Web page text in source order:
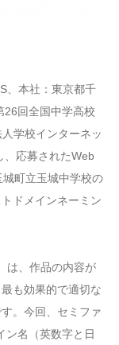
、本社：東京都千
26回全国中学高校
学校インターネッ
、応募されたWeb
町立玉城中学校の
ドメインネーミン
は、作品の内容が
も効果的で適切な
。今回、セミファ
ン名（英数字と日